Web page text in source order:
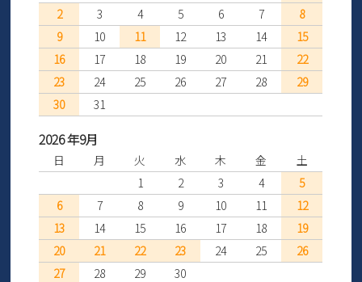
2
3 4 5 6 7
8
9
10 11 12 13 14
15
16
17 18 19 20 21
22
23
24 25 26 27 28
29
30
31
2026 年9月
日 月 火 水 木 金
土
1
2 3 4
5
6
7 8 9 10 11
12
13
14 15 16 17 18
19
20
21 22 23 24 25
26
27
28 29 30